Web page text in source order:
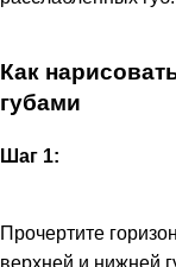
Как
губами
Шаг 1:
Прочертите